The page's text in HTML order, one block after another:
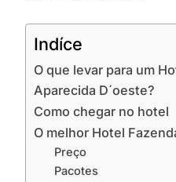
Indíce
O que levar para um
Aparecida D´oeste?
Como chegar no hotel
O melhor Hotel
Preço
Pacotes